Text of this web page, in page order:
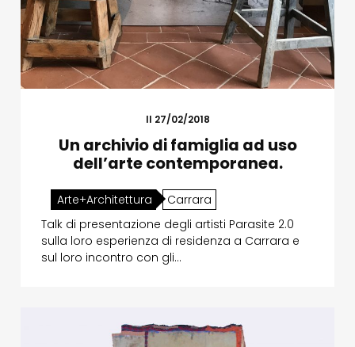
Il 27/02/2018
Un archivio di famiglia ad uso
dell’arte contemporanea.
Arte+Architettura
Carrara
Talk di presentazione degli artisti Parasite 2.0
sulla loro esperienza di residenza a Carrara e
sul loro incontro con gli…